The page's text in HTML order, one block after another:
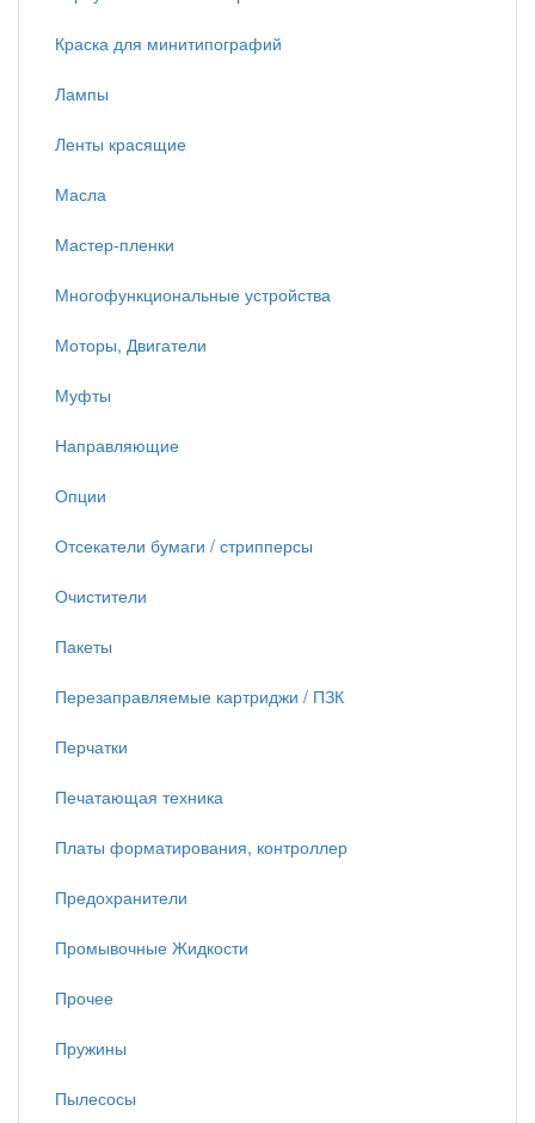
Краска для минитипографий
Лампы
Ленты красящие
Масла
Мастер-пленки
Многофункциональные устройства
Моторы, Двигатели
Муфты
Направляющие
Опции
Отсекатели бумаги / стрипперсы
Очистители
Пакеты
Перезаправляемые картриджи / ПЗК
Перчатки
Печатающая техника
Платы форматирования, контроллер
Предохранители
Промывочные Жидкости
Прочее
Пружины
Пылесосы